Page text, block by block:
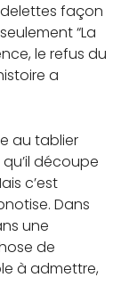
façon
“La
le refus du
a
au tablier
découpe
c’est
Dans
une
de
à admettre,